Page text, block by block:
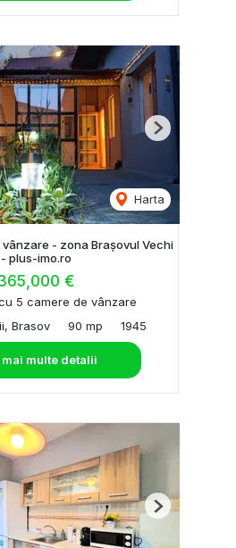
Harta
Next
- zona Brașovul Vechi
- plus-imo.ro
€
5 camere de vânzare
Brasov
90 mp 1945
mai multe detalii
Next